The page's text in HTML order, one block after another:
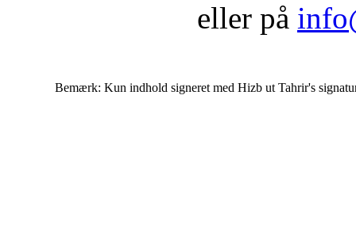
eller på
Bemærk: Kun indhold signeret med Hizb ut Tahrir's